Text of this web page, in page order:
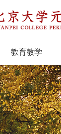
教育教学